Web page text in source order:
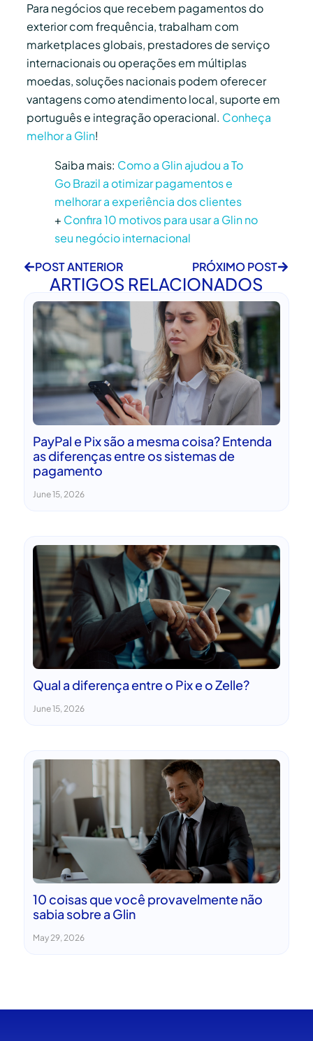
Para negócios que recebem pagamentos do
exterior com frequência, trabalham com
marketplaces globais, prestadores de serviço
internacionais ou operações em múltiplas
moedas, soluções nacionais podem oferecer
vantagens como atendimento local, suporte em
português e integração operacional. Conheça
melhor a Glin!
Saiba mais: Como a Glin ajudou a To
Go Brazil a otimizar pagamentos e
melhorar a experiência dos clientes
+ Confira 10 motivos para usar a Glin no
seu negócio internacional
POST ANTERIOR
PRÓXIMO POST
ARTIGOS RELACIONADOS
PayPal e Pix são a mesma coisa? Entenda
as diferenças entre os sistemas de
pagamento
June 15, 2026
Qual a diferença entre o Pix e o Zelle?
June 15, 2026
10 coisas que você provavelmente não
sabia sobre a Glin
May 29, 2026